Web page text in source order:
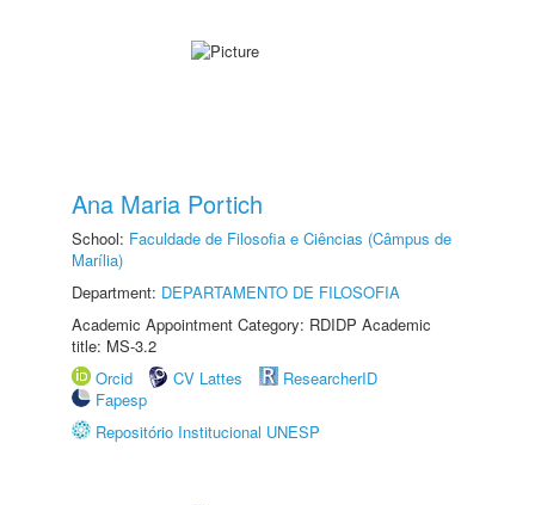
Ana Maria Portich
School: Faculdade de Filosofia e Ciências (Câmpus de
Marília)
Department: DEPARTAMENTO DE FILOSOFIA
Academic Appointment Category: RDIDP Academic
title: MS-3.2
Orcid
CV Lattes
ResearcherID
Fapesp
Repositório Institucional UNESP